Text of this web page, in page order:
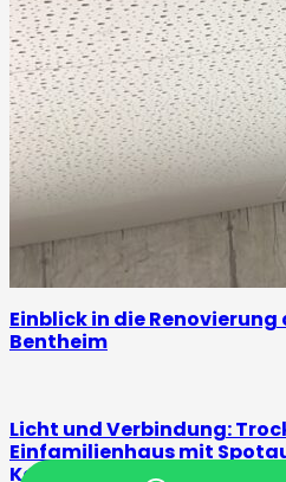
Einblick in die
Bentheim
Licht und Verbindung:
Einfamilienhaus mit
Kabeldurchlässen